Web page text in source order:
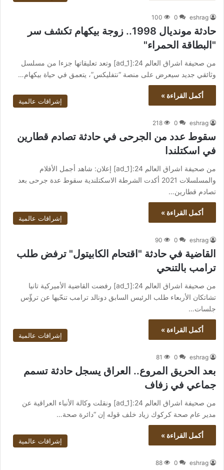
eshrag
0
100
حادثة مونديال 1998.. زوجة بيكهام تكشف سر
"البطاقة الحمراء"
من صحيفة اشراق العالم 24:[ad_1] وتعد تعليقاتها جزءا من مسلسل
وثائقي جديد سيعرض على منصة “نتفليكس”، يتعمق في حياة بيكهام…
أكمل القراءة »
إشراقات عالمية
eshrag
0
218
سقوط عدد من الجرحى في حادثة تصادم قطارين
في اسكتلندا
من صحيفة اشراق العالم 24:[ad_1] إعلان: شاهد أجمل الأفلام
والمسلسلات 2021 أكدت الشرطة الاسكتلندية سقوط عدة جرحى بعد
تصادم قطارين…
أكمل القراءة »
إشراقات عالمية
eshrag
0
90
القاضية في حادثة "اقتحام الكابيتول" ترفض طلب
ترامب بالتنحي
من صحيفة اشراق العالم 24:[ad_1] رفضت القاضية الأميركية تانيا
تشاتكان الأربعاء طلب الرئيس السابق دونالد ترامب تنحّيها عن ترؤّس
جلسات…
أكمل القراءة »
إشراقات عالمية
eshrag
0
81
بعد الحريق المروع.. العراق يسجل حادثة تسمم
جماعي في زفاف
من صحيفة اشراق العالم 24:[ad_1] ونقلت وكالة الأنباء العراقية عن
مدير عام صحة كركوك زياد خلف قوله إن “دائرة صحة…
أكمل القراءة »
إشراقات عالمية
eshrag
0
88